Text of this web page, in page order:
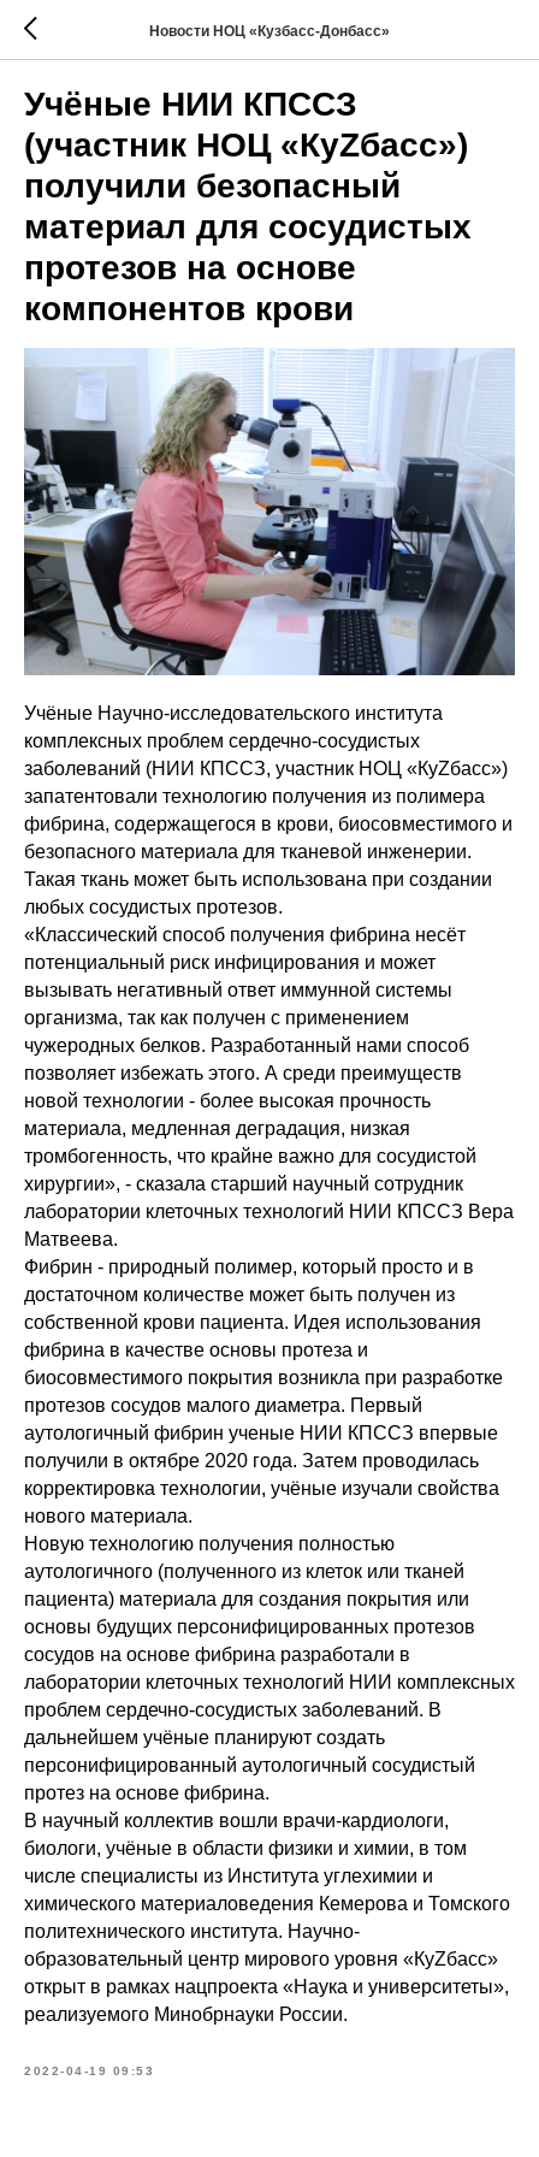
Новости НОЦ «Кузбасс-Донбасс»
Учёные НИИ КПССЗ
(участник НОЦ «КуZбасс»)
получили безопасный
материал для сосудистых
протезов на основе
компонентов крови
Учёные Научно-исследовательского института
комплексных проблем сердечно-сосудистых
заболеваний (НИИ КПССЗ, участник НОЦ «КуZбасс»)
запатентовали технологию получения из полимера
фибрина, содержащегося в крови, биосовместимого и
безопасного материала для тканевой инженерии.
Такая ткань может быть использована при создании
любых сосудистых протезов.
«Классический способ получения фибрина несёт
потенциальный риск инфицирования и может
вызывать негативный ответ иммунной системы
организма, так как получен с применением
чужеродных белков. Разработанный нами способ
позволяет избежать этого. А среди преимуществ
новой технологии - более высокая прочность
материала, медленная деградация, низкая
тромбогенность, что крайне важно для сосудистой
хирургии», - сказала старший научный сотрудник
лаборатории клеточных технологий НИИ КПССЗ Вера
Матвеева.
Фибрин - природный полимер, который просто и в
достаточном количестве может быть получен из
собственной крови пациента. Идея использования
фибрина в качестве основы протеза и
биосовместимого покрытия возникла при разработке
протезов сосудов малого диаметра. Первый
аутологичный фибрин ученые НИИ КПССЗ впервые
получили в октябре 2020 года. Затем проводилась
корректировка технологии, учёные изучали свойства
нового материала.
Новую технологию получения полностью
аутологичного (полученного из клеток или тканей
пациента) материала для создания покрытия или
основы будущих персонифицированных протезов
сосудов на основе фибрина разработали в
лаборатории клеточных технологий НИИ комплексных
проблем сердечно-сосудистых заболеваний. В
дальнейшем учёные планируют создать
персонифицированный аутологичный сосудистый
протез на основе фибрина.
В научный коллектив вошли врачи-кардиологи,
биологи, учёные в области физики и химии, в том
числе специалисты из Института углехимии и
химического материаловедения Кемерова и Томского
политехнического института. Научно-
образовательный центр мирового уровня «КуZбасс»
открыт в рамках нацпроекта «Наука и университеты»,
реализуемого Минобрнауки России.
2022-04-19 09:53